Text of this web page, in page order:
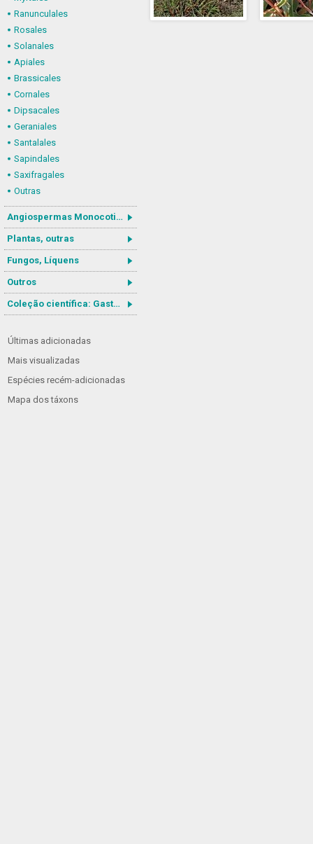
Ranunculales
Rosales
Solanales
Apiales
Brassicales
Cornales
Dipsacales
Geraniales
Santalales
Sapindales
Saxifragales
Outras
Angiospermas Monocotiledôneas
Plantas, outras
Fungos, Líquens
Outros
Coleção científica: Gastrotricha
Últimas adicionadas
Mais visualizadas
Espécies recém-adicionadas
Mapa dos táxons